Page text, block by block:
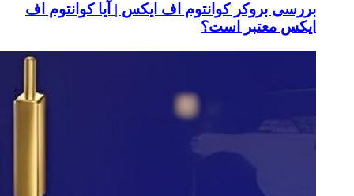
بررسی بروکر کوانتوم اف ایکس | آیا کوانتوم اف
ایکس معتبر است؟